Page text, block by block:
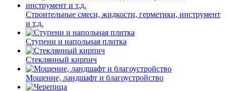
Строительные смеси, жидкости, герметики, инструмент
и т.д.
Ступени и напольная плитка
Cтеклянный кирпич
Мощение, ландшафт и благоустройство